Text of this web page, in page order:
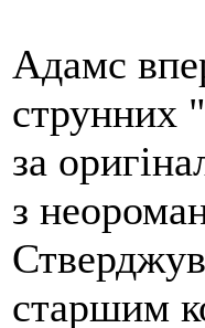
Адамс
струнних
за
з
старшим